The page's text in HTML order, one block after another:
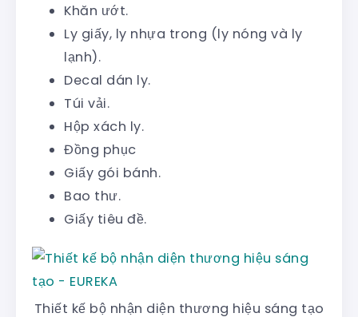
Khăn ướt.
Ly giấy, ly nhựa trong (ly nóng và ly
lạnh).
Decal dán ly.
Túi vải.
Hộp xách ly.
Đồng phục
Giấy gói bánh.
Bao thư.
Giấy tiêu đề.
Thiết kế bộ nhận diện thương hiệu sáng tạo